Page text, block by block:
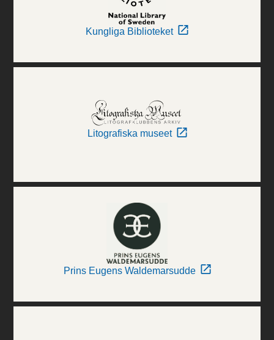
Kungliga Biblioteket
Litografiska museet
Prins Eugens Waldemarsudde